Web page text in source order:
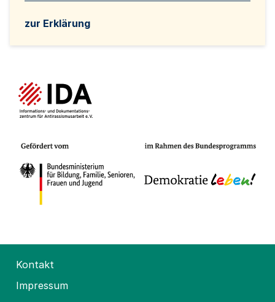
zur Erklärung
Kontakt
Impressum